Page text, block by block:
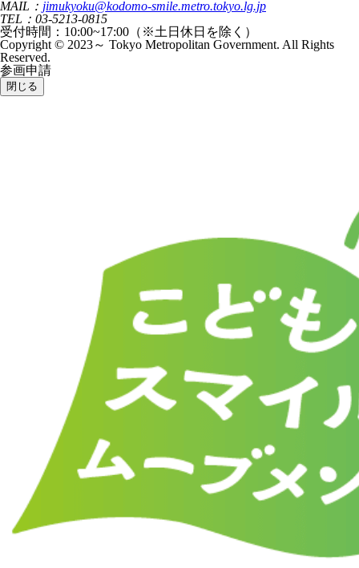
MAIL： jimukyoku@kodomo-smile.metro.tokyo.lg.jp
TEL：03-5213-0815
受付時間：10:00~17:00（※土日休日を除く）
Copyright © 2023～ Tokyo Metropolitan Government. All Rights
Reserved.
参画申請
閉じる